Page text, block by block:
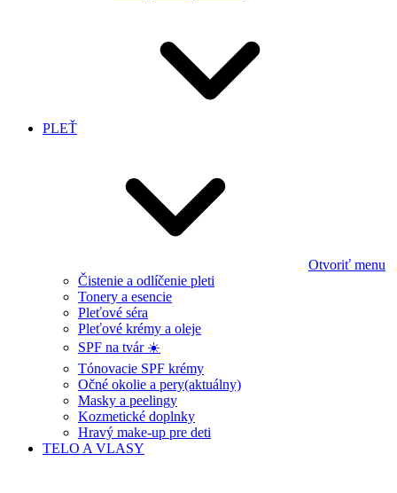
PLEŤ
Otvoriť menu
Čistenie a odlíčenie pleti
Tonery a esencie
Pleťové séra
Pleťové krémy a oleje
SPF na tvár ☀️
Tónovacie SPF krémy
Očné okolie a pery(aktuálny)
Masky a peelingy
Kozmetické doplnky
Hravý make-up pre deti
TELO A VLASY